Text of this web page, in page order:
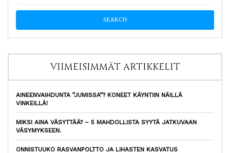
VIIMEISIMMÄT ARTIKKELIT
AINEENVAIHDUNTA ”JUMISSA”? KONEET KÄYNTIIN NÄILLÄ
VINKEILLÄ!
MIKSI AINA VÄSYTTÄÄ? – 5 MAHDOLLISTA SYYTÄ JATKUVAAN
VÄSYMYKSEEN.
ONNISTUUKO RASVANPOLTTO JA LIHASTEN KASVATUS